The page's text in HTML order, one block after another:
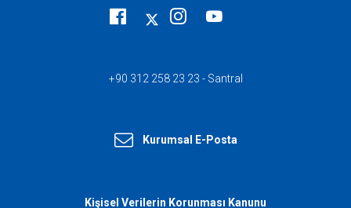
+90 312 258 23 23 - Santral
Kurumsal E-Posta
Kişisel Verilerin Korunması Kanunu